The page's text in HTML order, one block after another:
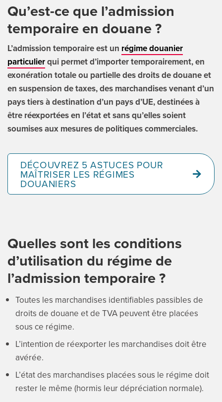
Search
for:
Qu’est-ce que l’admission
temporaire en douane ?
L’admission temporaire est un régime douanier
particulierqui permet d’importer temporairement, en
exonération totale ou partielle des droits de douane et
en suspension de taxes, des marchandises venant d’un
pays tiers à destination d’un pays d’UE, destinées à
être réexportées en l’état et sans qu’elles soient
soumises aux mesures de politiques commerciales.
DÉCOUVREZ 5 ASTUCES POUR
MAÎTRISER LES RÉGIMES
DOUANIERS
Quelles sont les conditions
d’utilisation du régime de
l’admission temporaire ?
Toutes les marchandises identifiables passibles de
droits de douane et de TVA peuvent être placées
sous ce régime.
L’intention de réexporter les marchandises doit être
avérée.
L’état des marchandises placées sous le régime doit
rester le même (hormis leur dépréciation normale).